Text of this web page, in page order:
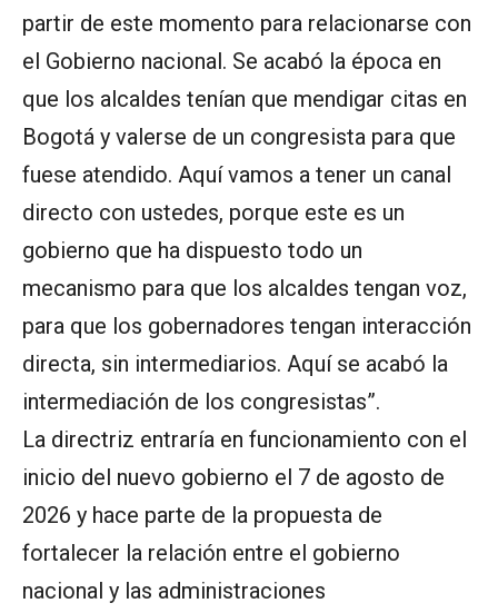
partir de este momento para relacionarse con
el Gobierno nacional. Se acabó la época en
que los alcaldes tenían que mendigar citas en
Bogotá y valerse de un congresista para que
fuese atendido. Aquí vamos a tener un canal
directo con ustedes, porque este es un
gobierno que ha dispuesto todo un
mecanismo para que los alcaldes tengan voz,
para que los gobernadores tengan interacción
directa, sin intermediarios. Aquí se acabó la
intermediación de los congresistas”.
La directriz entraría en funcionamiento con el
inicio del nuevo gobierno el 7 de agosto de
2026 y hace parte de la propuesta de
fortalecer la relación entre el gobierno
nacional y las administraciones